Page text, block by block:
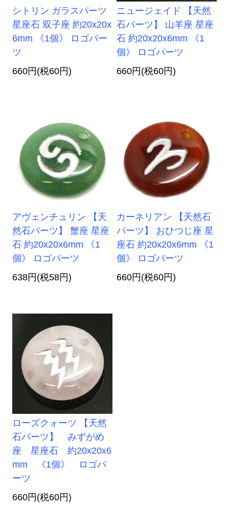
シトリン ガラスパーツ
星座石 双子座 約20x20x
6mm 《1個》 ロゴパー
ツ
660円(税60円)
ニュージェイド 【天然
石パーツ】 山羊座 星座
石 約20x20x6mm 《1
個》 ロゴパーツ
660円(税60円)
アヴェンチュリン 【天
然石パーツ】 蟹座 星座
石 約20x20x6mm 《1
個》 ロゴパーツ
638円(税58円)
カーネリアン 【天然石
パーツ】 おひつじ座 星
座石 約20x20x6mm 《1
個》 ロゴパーツ
660円(税60円)
ローズクォーツ 【天然
石パーツ】 みずがめ
座 星座石 約20x20x6
mm 《1個》 ロゴパ
ーツ
660円(税60円)